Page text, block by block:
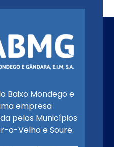
Baixo Mondego e
empresa
pelos Municípios
o-Velho e Soure.